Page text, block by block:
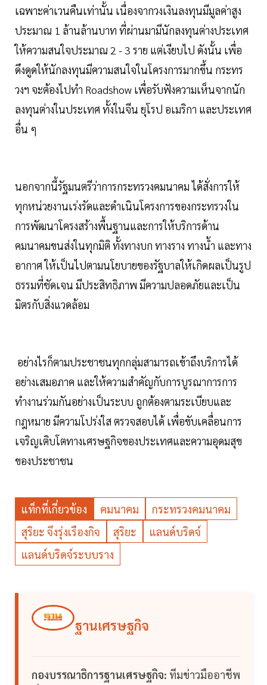
เฉพาะค่าเวนคืนเท่านั้น เนื่องจากวงเงินลงทุนมีมูลค่าสูง
ประมาณ 1 ล้านล้านบาท ที่ผ่านมามีนักลงทุนต่างประเทศ
ให้ความสนใจประมาณ 2 - 3 ราย แต่เงียบไป ดังนั้น เพื่อ
ดึงดูดให้นักลงทุนมีความสนใจในโครงการมากขึ้น กระทร
วงฯ จะต้องไปทำ Roadshow เพื่อรับฟังความเห็นจากนัก
ลงทุนต่างในประเทศ ทั้งในจีน ยุโรป อเมริกา และประเทศ
อื่น ๆ
นอกจากนี้รัฐมนตรีว่าการกระทรวงคมนาคม ได้สั่งการให้
ทุกหน่วยงานเร่งรัดและดำเนินโครงการของกระทรวงใน
การพัฒนาโครงสร้างพื้นฐานและการให้บริการด้าน
คมนาคมขนส่งในทุกมิติ ทั้งทางบก ทางราง ทางน้ำ และทาง
อากาศ ให้เป็นไปตามนโยบายของรัฐบาลให้เกิดผลเป็นรูป
ธรรมที่ชัดเจน มีประสิทธิภาพ มีความปลอดภัยและเป็น
มิตรกับสิ่งแวดล้อม
อย่างไรก็ตามประชาชนทุกกลุ่มสามารถเข้าถึงบริการได้
อย่างเสมอภาค และให้ความสำคัญกับการบูรณาการการ
ทำงานร่วมกันอย่างเป็นระบบ ถูกต้องตามระเบียบและ
กฎหมาย มีความโปร่งใส ตรวจสอบได้ เพื่อขับเคลื่อนการ
เจริญเติบโตทางเศรษฐกิจของประเทศและความอุดมสุข
ของประชาชน
แท็กที่เกี่ยวข้อง คมนาคม
กระทรวงคมนาคม
สุริยะ จึงรุ่งเรืองกิจ
สุริยะ
แลนด์บริดจ์
แลนด์บริดจ์ระบบราง
ฐานเศรษฐกิจ
กองบรรณาธิการฐานเศรษฐกิจ: ทีมข่าวมืออาชีพ